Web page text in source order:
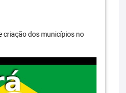
criação dos municípios no